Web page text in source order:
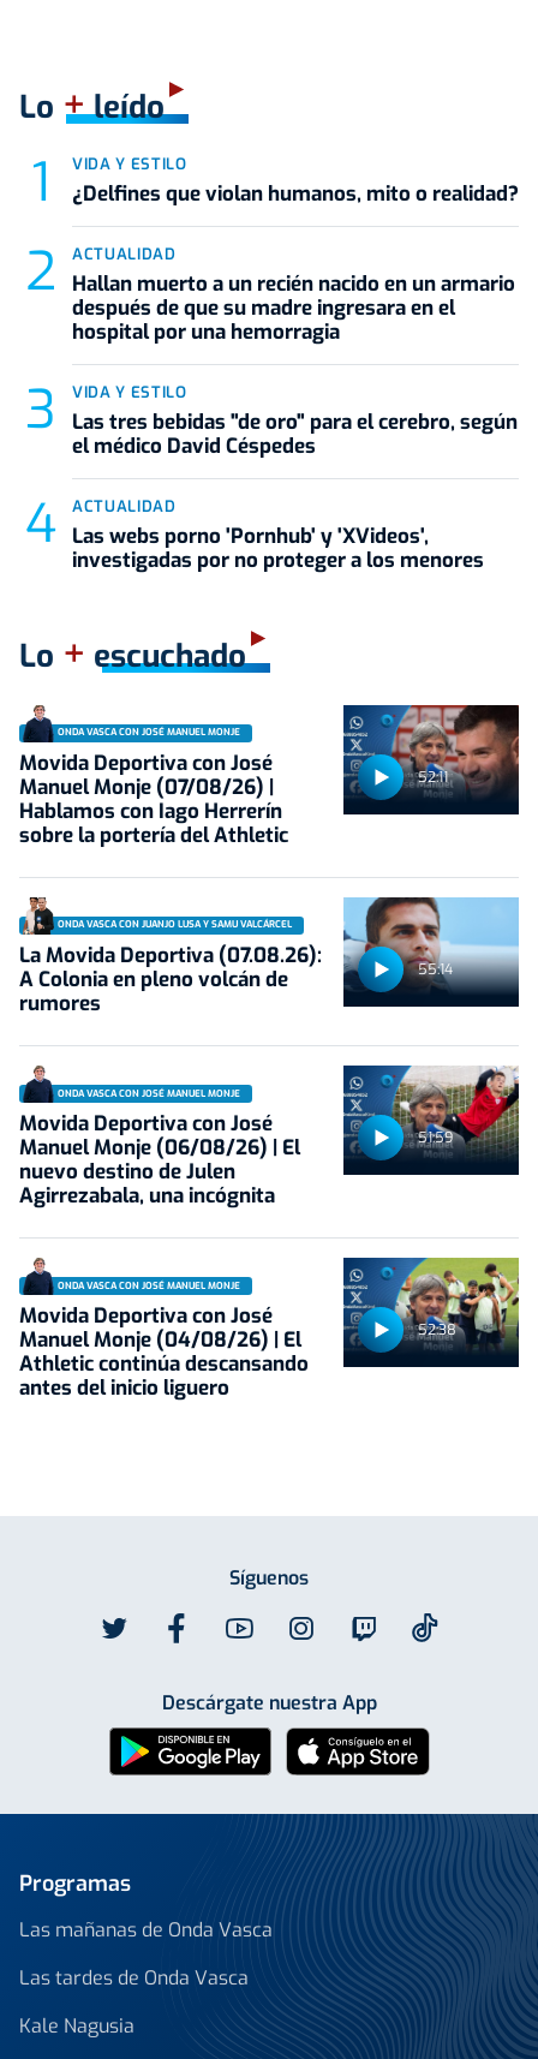
Lo +leído
VIDA Y ESTILO
¿Delfines que violan humanos, mito o realidad?
ACTUALIDAD
Hallan muerto a un recién nacido en un armario
después de que su madre ingresara en el
hospital por una hemorragia
VIDA Y ESTILO
Las tres bebidas "de oro" para el cerebro, según
el médico David Céspedes
ACTUALIDAD
Las webs porno 'Pornhub' y 'XVideos',
investigadas por no proteger a los menores
Lo + escuchado
52:11
ONDA VASCA CON JOSÉ MANUEL MONJE
Movida Deportiva con José
Manuel Monje (07/08/26) |
Hablamos con Iago Herrerín
sobre la portería del Athletic
55:14
ONDA VASCA CON JUANJO LUSA Y SAMU VALCÁRCEL
La Movida Deportiva (07.08.26):
A Colonia en pleno volcán de
rumores
51:59
ONDA VASCA CON JOSÉ MANUEL MONJE
Movida Deportiva con José
Manuel Monje (06/08/26) | El
nuevo destino de Julen
Agirrezabala, una incógnita
52:38
ONDA VASCA CON JOSÉ MANUEL MONJE
Movida Deportiva con José
Manuel Monje (04/08/26) | El
Athletic continúa descansando
antes del inicio liguero
Síguenos
Descárgate nuestra App
Programas
Las mañanas de Onda Vasca
Las tardes de Onda Vasca
Kale Nagusia